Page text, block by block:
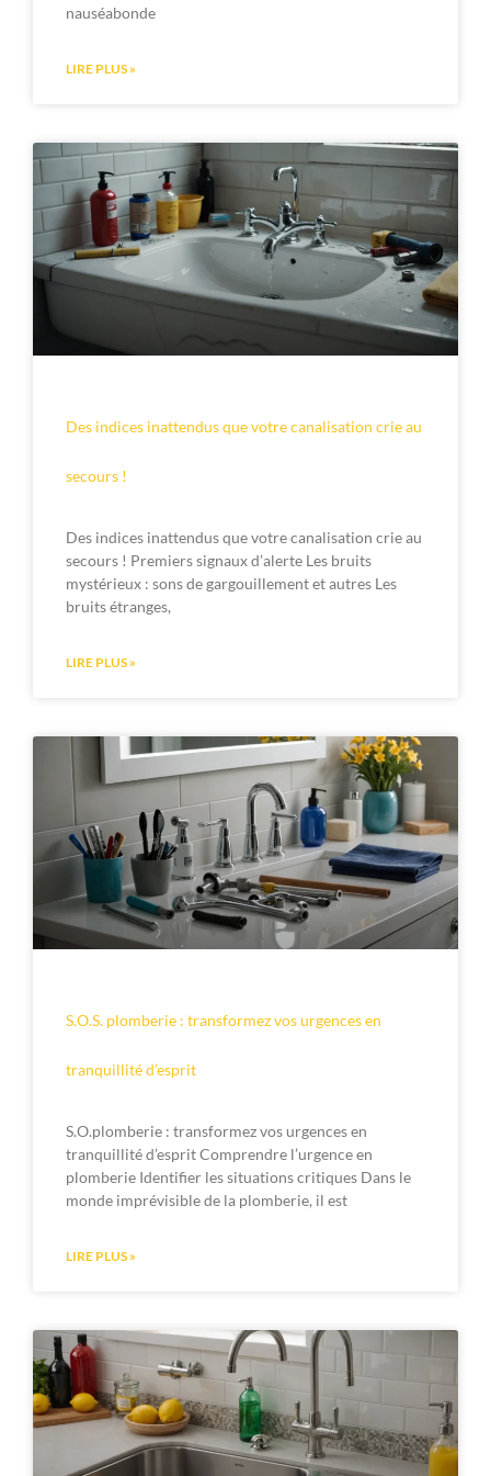
nauséabonde
LIRE PLUS »
Des indices inattendus que votre canalisation crie au
secours !
Des indices inattendus que votre canalisation crie au
secours ! Premiers signaux d’alerte Les bruits
mystérieux : sons de gargouillement et autres Les
bruits étranges,
LIRE PLUS »
S.O.S. plomberie : transformez vos urgences en
tranquillité d’esprit
S.O.plomberie : transformez vos urgences en
tranquillité d’esprit Comprendre l’urgence en
plomberie Identifier les situations critiques Dans le
monde imprévisible de la plomberie, il est
LIRE PLUS »